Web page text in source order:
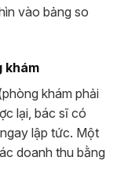
vào bảng so
khám
khám phải
lại, bác sĩ có
lập tức. Một
doanh thu bằng